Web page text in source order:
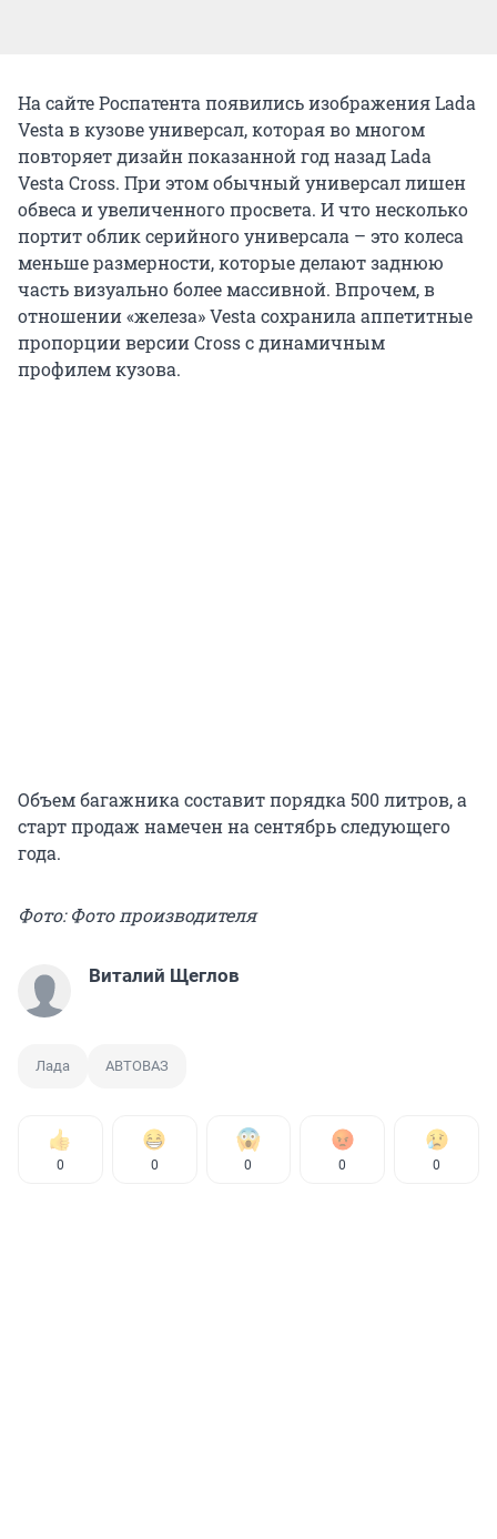
На сайте Роспатента появились изображения Lada
Vesta в кузове универсал, которая во многом
повторяет дизайн показанной год назад Lada
Vesta Cross. При этом обычный универсал лишен
обвеса и увеличенного просвета. И что несколько
портит облик серийного универсала – это колеса
меньше размерности, которые делают заднюю
часть визуально более массивной. Впрочем, в
отношении «железа» Vesta сохранила аппетитные
пропорции версии Cross с динамичным
профилем кузова.
Объем багажника составит порядка 500 литров, а
старт продаж намечен на сентябрь следующего
года.
Фото: Фото производителя
Виталий Щеглов
Лада АВТОВАЗ
0 0 0 0 0